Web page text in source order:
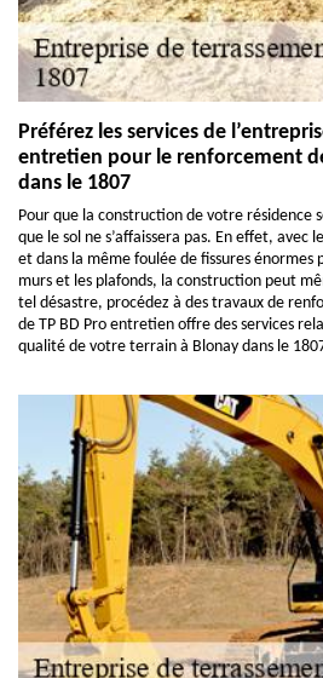
Préférez les services de
entretien pour le renforcement
dans le 1807
Pour que la construction de votre résidence
que le sol ne s’affaissera pas. En effet, avec
et dans la même foulée de fissures énormes
murs et les plafonds, la construction peut
tel désastre, procédez à des travaux de
de TP BD Pro entretien offre des services
qualité de votre terrain à Blonay dans le